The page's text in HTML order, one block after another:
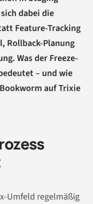
dabei die
Feature-Tracking
Rollback-Planung
Was der Freeze-
– und wie
auf Trixie
Umfeld regelmäßig